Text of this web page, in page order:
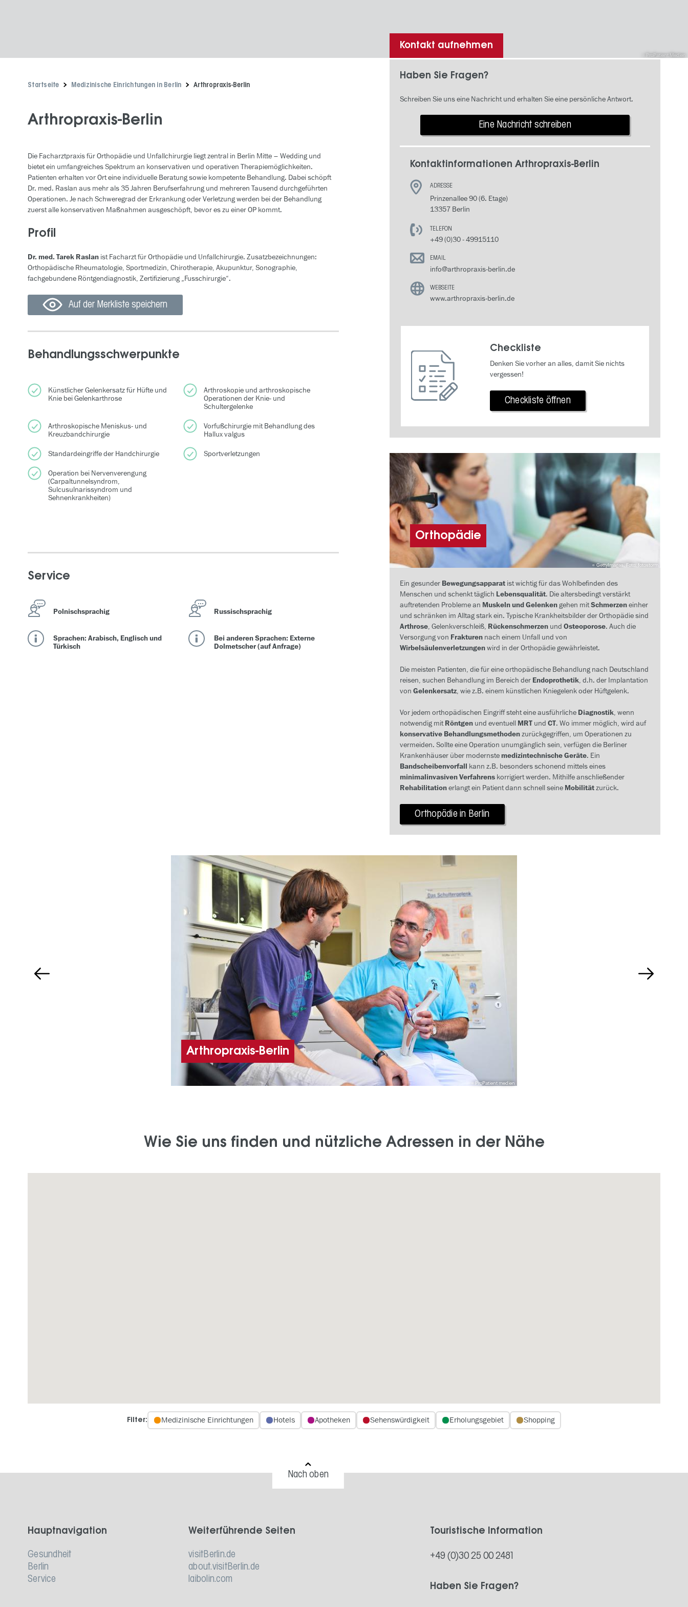
ProPatient Medien
Startseite Medizinische Einrichtungen in Berlin Arthropraxis-Berlin
Arthropraxis-Berlin
Die Facharztpraxis für Orthopädie und Unfallchirurgie liegt zentral in Berlin Mitte – Wedding und
bietet ein umfangreiches Spektrum an konservativen und operativen Therapiemöglichkeiten.
Patienten erhalten vor Ort eine individuelle Beratung sowie kompetente Behandlung. Dabei schöpft
Dr. med. Raslan aus mehr als 35 Jahren Berufserfahrung und mehreren Tausend durchgeführten
Operationen. Je nach Schweregrad der Erkrankung oder Verletzung werden bei der Behandlung
zuerst alle konservativen Maßnahmen ausgeschöpft, bevor es zu einer OP kommt.
Profil
Dr. med. Tarek Raslan ist Facharzt für Orthopädie und Unfallchirurgie. Zusatzbezeichnungen:
Orthopädische Rheumatologie, Sportmedizin, Chirotherapie, Akupunktur, Sonographie,
fachgebundene Röntgendiagnostik, Zertifizierung „Fusschirurgie“.
Auf der Merkliste speichern
Behandlungsschwerpunkte
Künstlicher Gelenkersatz für Hüfte und
Knie bei Gelenkarthrose
Arthroskopie und arthroskopische
Operationen der Knie- und
Schultergelenke
Arthroskopische Meniskus- und
Kreuzbandchirurgie
Vorfußchirurgie mit Behandlung des
Hallux valgus
Standardeingriffe der Handchirurgie
Sportverletzungen
Operation bei Nervenverengung
(Carpaltunnelsyndrom,
Sulcusulnarissyndrom und
Sehnenkrankheiten)
Service
Polnischsprachig Russischsprachig
Sprachen: Arabisch, Englisch und
Türkisch
Bei anderen Sprachen: Externe
Dolmetscher (auf Anfrage)
Kontakt aufnehmen
Haben Sie Fragen?
Schreiben Sie uns eine Nachricht und erhalten Sie eine persönliche Antwort.
Eine Nachricht schreiben
Kontaktinformationen Arthropraxis-Berlin
ADRESSE
Prinzenallee 90 (6. Etage)
13357 Berlin
TELEFON
+49 (0)30 - 49915110
EMAIL
info@arthropraxis-berlin.de
WEBSEITE
www.arthropraxis-berlin.de
Checkliste
Denken Sie vorher an alles, damit Sie nichts
vergessen!
Checkliste öffnen
GettyImages, Foto: fotostorm
Orthopädie
Ein gesunder Bewegungsapparatist wichtig für das Wohlbefinden des
Menschen und schenkt täglich Lebensqualität. Die altersbedingt verstärkt
auftretenden Probleme an Muskeln und Gelenkengehen mitSchmerzeneinher
und schränken im Alltag stark ein. Typische Krankheitsbilder der Orthopädie sind
Arthrose, Gelenkverschleiß, Rückenschmerzenund Osteoporose. Auch die
Versorgung von Frakturennach einem Unfall und von
Wirbelsäulenverletzungenwird in der Orthopädie gewährleistet.
Die meisten Patienten, die für eine orthopädische Behandlung nach Deutschland
reisen, suchen Behandlung im Bereich der Endoprothetik, d.h. der Implantation
von Gelenkersatz, wie z.B. einem künstlichen Kniegelenk oder Hüftgelenk.
Vor jedem orthopädischen Eingriff steht eine ausführliche Diagnostik, wenn
notwendig mitRöntgenund eventuell MRTund CT. Wo immer möglich, wird auf
konservative Behandlungsmethodenzurückgegriffen, um Operationen zu
vermeiden. Sollte eine Operation unumgänglich sein, verfügen die Berliner
Krankenhäuser über modernste medizintechnische Geräte. Ein
Bandscheibenvorfall kann z.B. besonders schonend mittels eines
minimalinvasiven Verfahrenskorrigiert werden. Mithilfe anschließender
Rehabilitationerlangt ein Patient dann schnell seine Mobilitätzurück.
Orthopädie in Berlin
ProPatient medien
Arthropraxis-Berlin
Wie Sie uns finden und nützliche Adressen in der Nähe
Filter: Medizinische Einrichtungen Hotels Apotheken Sehenswürdigkeit Erholungsgebiet Shopping
Nach oben
Hauptnavigation
Gesundheit
Berlin
Service
Weiterführende Seiten
visitBerlin.de
about.visitBerlin.de
laibolin.com
Touristische Information
+49 (0)30 25 00 2481
Haben Sie Fragen?